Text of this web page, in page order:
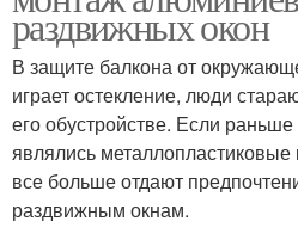
раздвижных окон
В защите балкона от
играет остекление, люди
его обустройстве. Если
являлись металлопластиковые
все больше отдают
раздвижным окнам.